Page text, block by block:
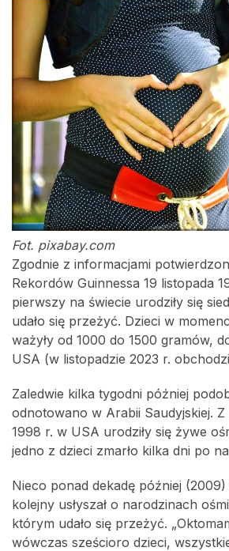
Fot. pixabay.com
Zgodnie z informacjami
Rekordów Guinnessa 19 listopada
pierwszy na świecie urodziły się
udało się przeżyć. Dzieci w
ważyły od 1000 do 1500 gramów,
USA (w listopadzie 2023 r.
Zaledwie kilka tygodni później
odnotowano w Arabii Saudyjskiej.
1998 r. w USA urodziły się żywe
jedno z dzieci zmarło kilka dni po
Nieco ponad dekadę później
kolejny usłyszał o narodzinach
którym udało się przeżyć.
wówczas sześcioro dzieci,